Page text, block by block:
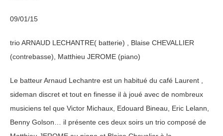
09/01/15
trio ARNAUD LECHANTRE( batterie) , Blaise CHEVALLIER
(contrebasse), Matthieu JEROME (piano)
Le batteur Arnaud Lechantre est un habitué du café Laurent ,
sideman discret et tout en finesse il à joué avec de nombreux
musiciens tel que Victor Michaux, Edouard Bineau, Eric Lelann,
Benny Golson… il présente ces deux soirs un trio composé de